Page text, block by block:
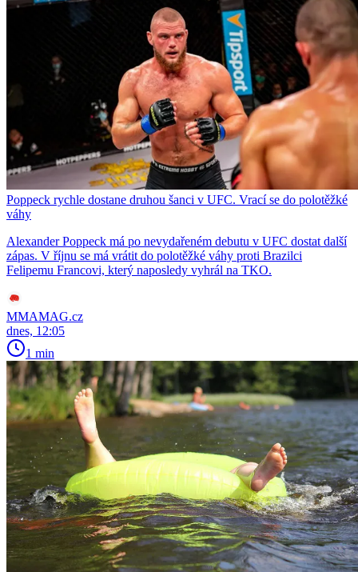
Poppeck rychle dostane druhou šanci v UFC. Vrací se do polotěžké
váhy
Alexander Poppeck má po nevydařeném debutu v UFC dostat další
zápas. V říjnu se má vrátit do polotěžké váhy proti Brazilci
Felipemu Francovi, který naposledy vyhrál na TKO.
MMAMAG.cz
dnes, 12:05
1 min